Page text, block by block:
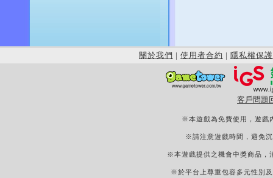
關於我們 | 使用者合約 | 隱私權保護
客戶問題
※本遊戲為免費使用，遊戲
※請注意遊戲時間，避免
※本遊戲提供之機會中獎商品，
※於平台上尊重包容多元性別